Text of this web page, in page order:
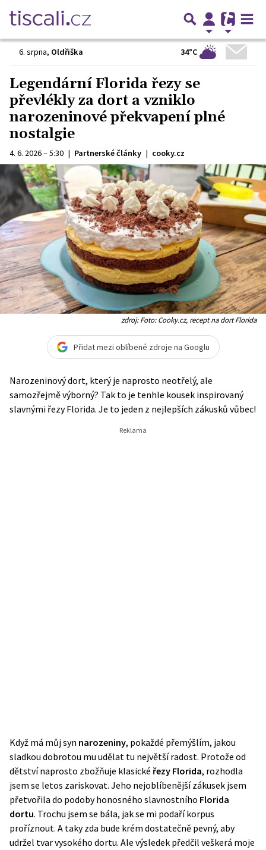
6. srpna, Oldřiška 34°C
Legendární Florida řezy se
převlékly za dort a vzniklo
narozeninové překvapení plné
nostalgie
4. 6. 2026 – 5:30 | Partnerské články | cooky.cz
zdroj: Foto: Cooky.cz, recept na dort Florida
Přidat mezi oblíbené zdroje na Googlu
Narozeninový dort, který je naprosto neotřelý, ale
samozřejmě výborný? Tak to je tenhle kousek inspirovaný
slavnými řezy Florida. Je to jeden z nejlepších zákusků vůbec!
Když má můj syn narozeniny, pokaždé přemýšlím, jakou
sladkou dobrotou mu udělat tu největší radost. Protože od
dětství naprosto zbožňuje klasické řezy Florida, rozhodla
jsem se letos zariskovat. Jeho nejoblíbenější zákusek jsem
přetvořila do podoby honosného slavnostního Florida
dortu. Trochu jsem se bála, jak se mi podaří korpus
proříznout. A taky zda bude krém dostatečně pevný, aby
udržel tvar vysokého dortu. Ale výsledek předčil veškerá moje